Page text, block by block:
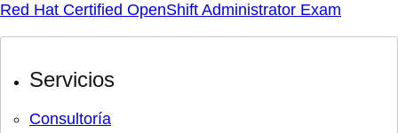
Red Hat Certified OpenShift Administrator Exam
Servicios
Consultoría